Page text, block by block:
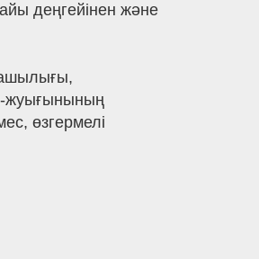
деңгейінен және
жуығынының
өзгермелі